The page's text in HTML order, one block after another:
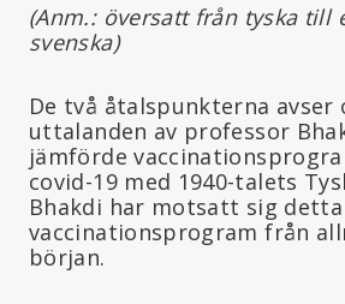
(Anm.: översatt från tyska till
svenska)
De två åtalspunkterna
uttalanden av professor
jämförde
covid-19 med 1940-talets
Bhakdi har motsatt sig detta
vaccinationsprogram från
början.